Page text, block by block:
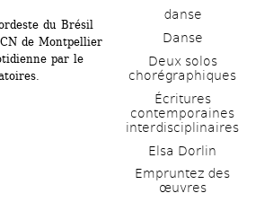
du Brésil
de Montpellier
par le
danse
Danse
Deux solos
chorégraphiques
Écritures
contemporaines
interdisciplinaires
Elsa Dorlin
Empruntez des
œuvres